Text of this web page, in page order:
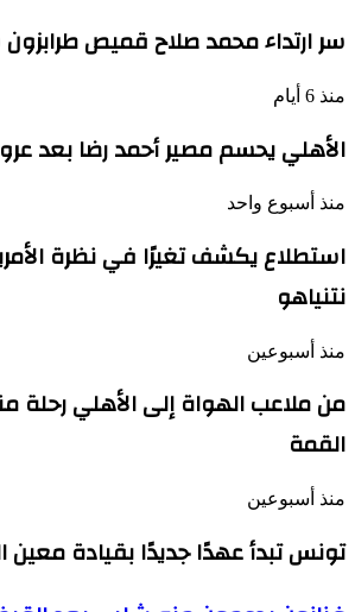
سر ارتداء محمد صلاح قميص طرابزون
منذ 6 أيام
الأهلي يحسم مصير أحمد رضا بعد
منذ أسبوع واحد
استطلاع يكشف تغيرًا في نظرة
نتنياهو
منذ أسبوعين
من ملاعب الهواة إلى الأهلي رحلة
القمة
منذ أسبوعين
تونس تبدأ عهدًا جديدًا بقيادة معين
فنانون